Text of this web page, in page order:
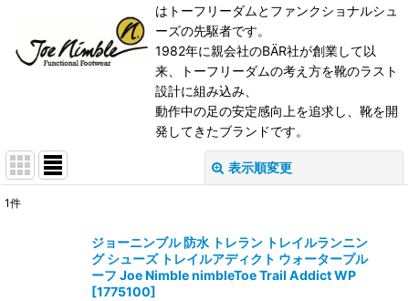
はトーフリーダムとファンクショナルシュ
ーズの先駆者です。
1982年に親会社のBÄR社が創業して以
来、トーフリーダムの考え方を靴のラスト
設計に組み込み、
動作中の足の安定感向上を追求し、靴を開
発してきたブランドです。
表示順変更
1件
ジョーニンブル 防水 トレラン トレイルランニン
グ シューズ トレイルアディクト ウォータープル
ーフ Joe Nimble nimbleToe Trail Addict WP
[1775100]